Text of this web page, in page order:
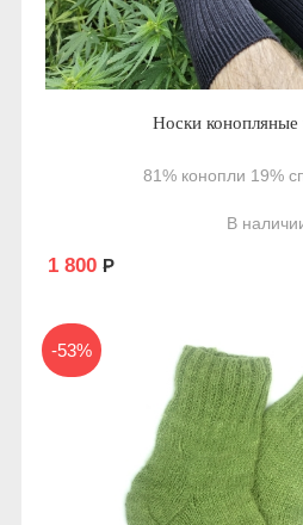
Носки конопляные
81% конопли 19%
В
1 800 Р
-53%